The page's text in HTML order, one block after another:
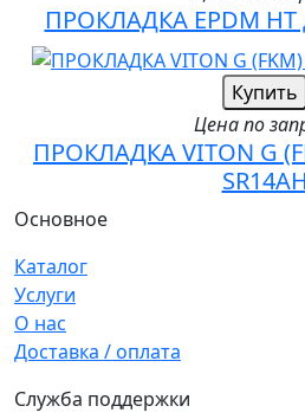
ПРОКЛАДКА EPDM HT
Купить
Цена по
ПРОКЛАДКА VITON G
SR14AH
Основное
Каталог
Услуги
О нас
Доставка / оплата
Служба поддержки